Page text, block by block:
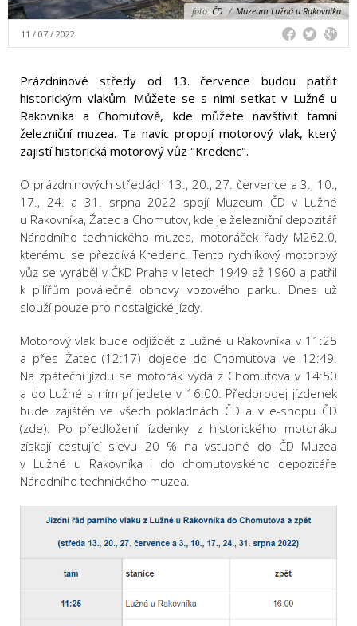
foto:ČD / Muzeum Lužná u Rakovníka
11 / 07 / 2022
Prázdninové středy od 13. července budou patřit
historickým vlakům. Můžete se s nimi setkat v Lužné u
Rakovníka a Chomutově, kde můžete navštívit tamní
železniční muzea. Ta navíc propojí motorový vlak, který
zajistí historická motorový vůz "Kredenc".
O prázdninových středách 13., 20., 27. července a 3., 10.,
17., 24. a 31. srpna 2022 spojí Muzeum ČD v Lužné
u Rakovníka, Žatec a Chomutov, kde je železniční depozitář
Národního technického muzea, motoráček řady M262.0,
kterému se přezdívá Kredenc. Tento rychlíkový motorový
vůz se vyráběl v ČKD Praha v letech 1949 až 1960 a patřil
k pilířům poválečné obnovy vozového parku. Dnes už
slouží pouze pro nostalgické jízdy.
Motorový vlak bude odjíždět z Lužné u Rakovníka v 11:25
a přes Žatec (12:17) dojede do Chomutova ve 12:49.
Na zpáteční jízdu se motorák vydá z Chomutova v 14:50
a do Lužné s ním přijedete v 16:00. Předprodej jízdenek
bude zajištěn ve všech pokladnách ČD a v e-shopu ČD
(zde). Po předložení jízdenky z historického motoráku
získají cestující slevu 20 % na vstupné do ČD Muzea
v Lužné u Rakovníka i do chomutovského depozitáře
Národního technického muzea.